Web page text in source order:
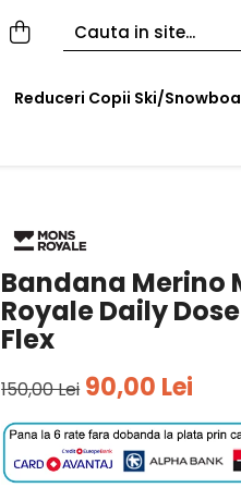
Reduceri Copii Ski/
Bandana Merino
Royale Daily
Flex
150,00 Lei 90,00 Lei